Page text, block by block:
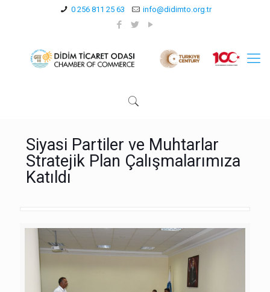
0 256 811 25 63 info@didimto.org.tr
Siyasi Partiler ve Muhtarlar
Stratejik Plan Çalışmalarımıza
Katıldı